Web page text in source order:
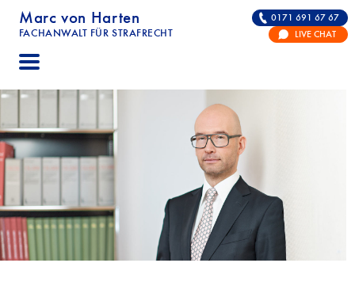
Marc von Harten
FACHANWALT FÜR STRAFRECHT
STRAFRECHT | RECHTSANWALT FÜR DIE
0171 691 67 67
LIVE CHAT